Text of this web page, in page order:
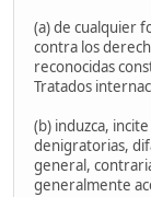
(a) de cualquier
contra los
reconocidas
Tratados
(b) induzca,
denigratorias,
general,
generalmente